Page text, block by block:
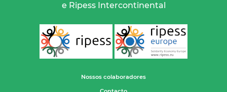
e Ripess Intercontinental
Nossos colaboradores